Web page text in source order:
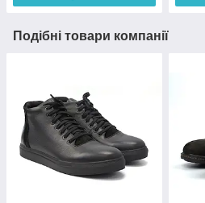
Подібні товари компанії